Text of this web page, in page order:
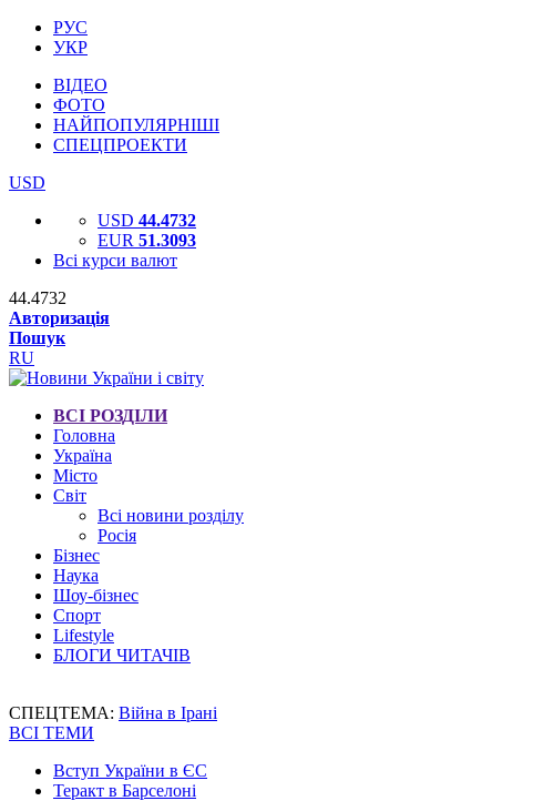
РУС
УКР
ВІДЕО
ФОТО
НАЙПОПУЛЯРНІШІ
СПЕЦПРОЕКТИ
USD
USD 44.4732
EUR 51.3093
Всі курси валют
44.4732
Авторизація
Пошук
RU
ВСІ РОЗДІЛИ
Головна
Україна
Місто
Світ
Всі новини розділу
Росія
Бізнес
Наука
Шоу-бізнес
Спорт
Lifestyle
БЛОГИ ЧИТАЧІВ
СПЕЦТЕМА: Війна в Ірані
ВСІ ТЕМИ
Вступ України в ЄС
Теракт в Барселоні